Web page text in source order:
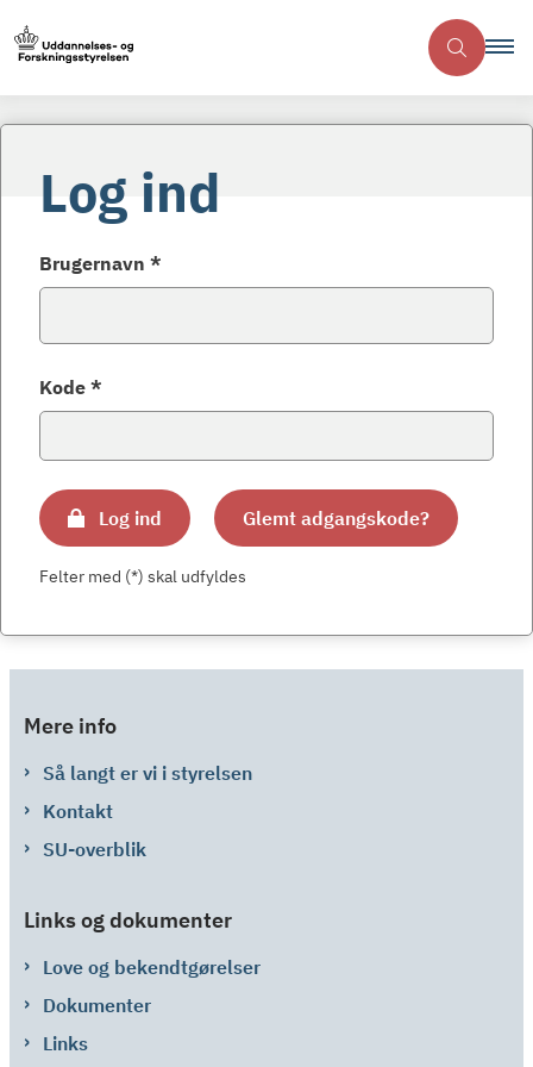
Log ind
Brugernavn *
Kode *
Log ind Glemt adgangskode?
Felter med (*) skal udfyldes
Mere info
Så langt er vi i styrelsen
Kontakt
SU-overblik
Links og dokumenter
Love og bekendtgørelser
Dokumenter
Links